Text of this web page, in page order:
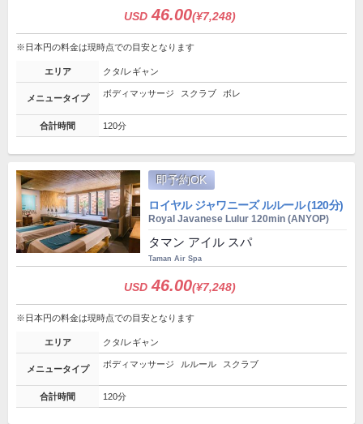
USD 46.00(¥7,248)
※日本円の料金は現時点での目安となります
エリア クタ/レギャン
メニュータイプ ボディマッサージ スクラブ ボレ
合計時間 120分
即予約OK
ロイヤル ジャワニーズ ルルール (120分)
Royal Javanese Lulur 120min (ANYOP)
タマン アイル スパ
Taman Air Spa
USD 46.00(¥7,248)
※日本円の料金は現時点での目安となります
エリア クタ/レギャン
メニュータイプ ボディマッサージ ルルール スクラブ
合計時間 120分